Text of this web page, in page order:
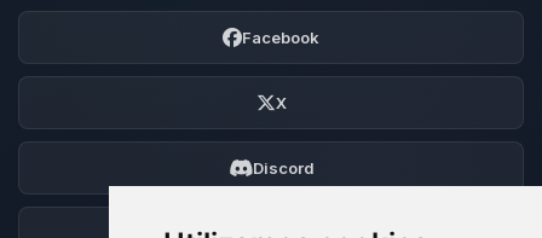
Facebook
X
Discord
Foro